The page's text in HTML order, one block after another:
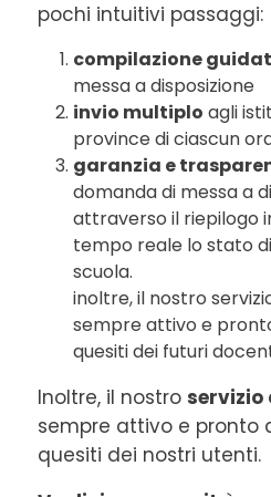
pochi intuitivi passaggi:
compilazione
messa a disposizione
invio multiplo agli
province di ciascun
garanzia e
domanda di messa a
attraverso il riepilogo
tempo reale lo stato
scuola.
inoltre, il nostro
sempre attivo e
quesiti dei futuri
Inoltre, il nostro servizio
sempre attivo e pronto
quesiti dei nostri utenti.